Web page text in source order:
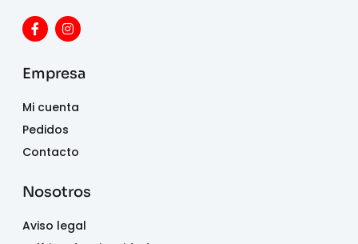
Empresa
Mi cuenta
Pedidos
Contacto
Nosotros
Aviso legal